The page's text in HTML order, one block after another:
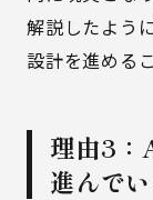
解説したよう
設計を進める
理由3：
進んで